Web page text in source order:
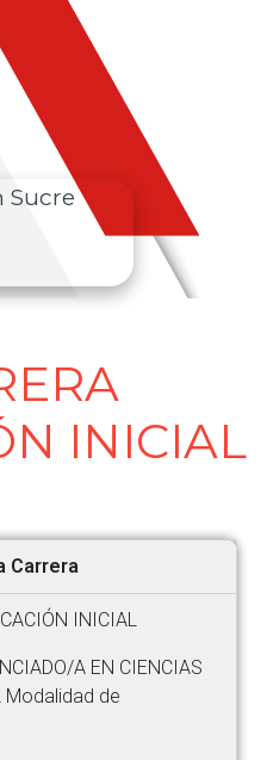
Sucre
INICIAL
Carrera
INICIAL
A EN CIENCIAS
Modalidad de